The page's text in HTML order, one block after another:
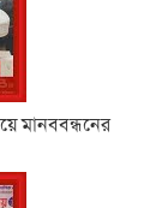
মানববন্ধনের